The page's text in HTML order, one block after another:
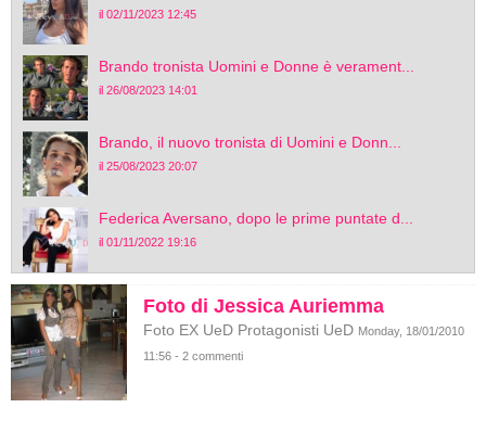
il 02/11/2023 12:45
Brando tronista Uomini e Donne è verament...
il 26/08/2023 14:01
Brando, il nuovo tronista di Uomini e Donn...
il 25/08/2023 20:07
Federica Aversano, dopo le prime puntate d...
il 01/11/2022 19:16
Foto di Jessica Auriemma
Foto EX UeD Protagonisti UeD Monday, 18/01/2010
11:56 - 2 commenti